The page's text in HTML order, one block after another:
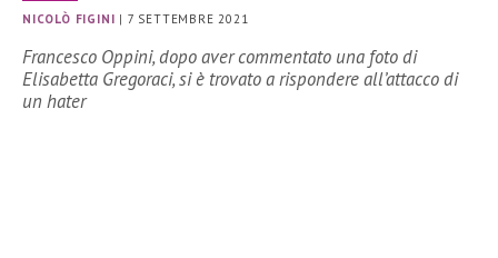
NICOLÒ FIGINI | 7 SETTEMBRE 2021
Francesco Oppini, dopo aver commentato una foto di
Elisabetta Gregoraci, si è trovato a rispondere all’attacco di
un hater